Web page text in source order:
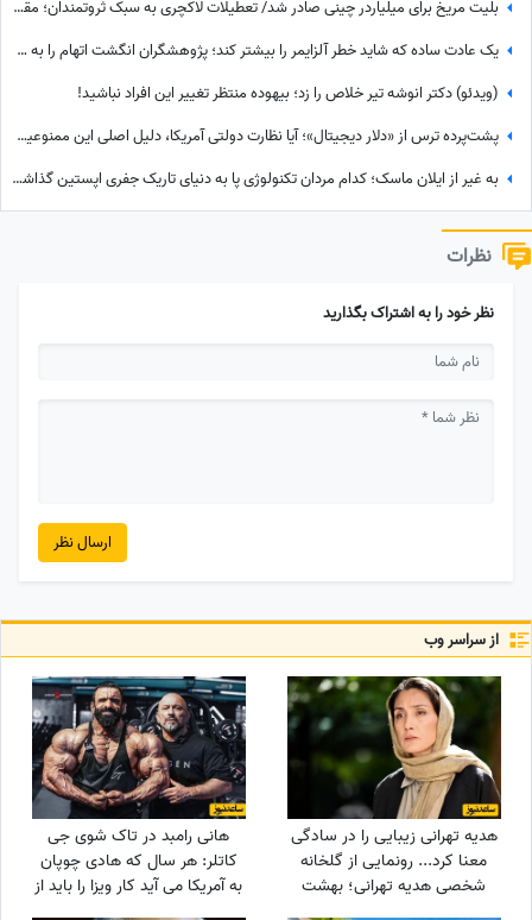
بلیت مریخ برای میلیاردر چینی صادر شد/ تعطیلات لاکچری به سبک ثروتمندان؛ مقصد فضا و ماه
یک عادت ساده که شاید خطر آلزایمر را بیشتر کند؛ پژوهشگران انگشت اتهام را به سمت تلویزیون گرفتند
(ویدئو) دکتر انوشه تیر خلاص را زد؛ بیهوده منتظر تغییر این افراد نباشید!
پشت‌پرده ترس از «دلار دیجیتال»؛ آیا نظارت دولتی آمریکا، دلیل اصلی این ممنوعیت است؟
به غیر از ایلان ماسک؛ کدام مردان تکنولوژی پا به دنیای تاریک جفری اپستین گذاشتند؟ + مدرک
نظرات
نظر خود را به اشتراک بگذارید
ارسال نظر
از سراسر وب
هدیه تهرانی زیبایی را در سادگی
معنا کرد... رونمایی از گلخانه
شخصی هدیه تهرانی؛ بهشت
هانی رامبد در تاک شوی جی
کاتلر: هر سال که هادی چوپان
به آمریکا می آید کار ویزا را باید از